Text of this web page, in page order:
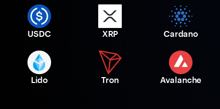
USDC XRP Cardano
Lido Tron Avalanche